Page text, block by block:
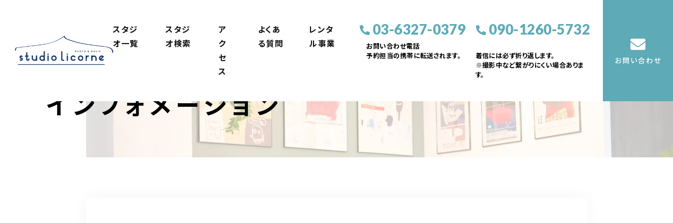
スタジ
オ一覧
スタジ
オ検索
ア
ク
セ
ス
よくあ
る質問
レンタ
ル事業
03-6327-0379
お問い合わせ電話
予約担当の携帯に転送されます。
090-1260-5732
着信には必ず折り返します。
※撮影中など繋がりにくい場合ありま
す。
お問い合わせ
インフォメーション